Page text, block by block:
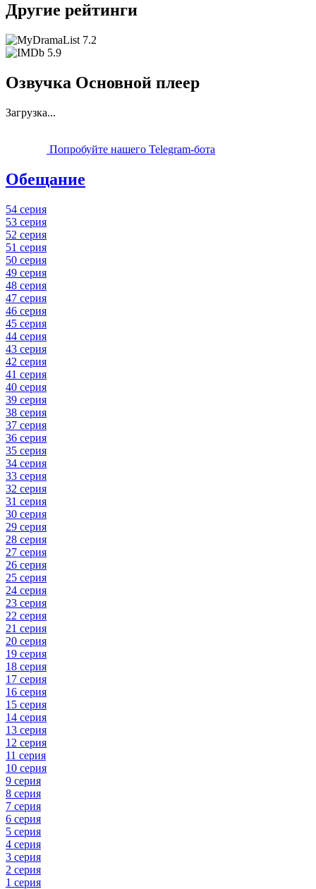
Другие рейтинги
7.2
5.9
Озвучка Основной плеер
Загрузка...
Попробуйте нашего Telegram-бота
Обещание
54 серия
53 серия
52 серия
51 серия
50 серия
49 серия
48 серия
47 серия
46 серия
45 серия
44 серия
43 серия
42 серия
41 серия
40 серия
39 серия
38 серия
37 серия
36 серия
35 серия
34 серия
33 серия
32 серия
31 серия
30 серия
29 серия
28 серия
27 серия
26 серия
25 серия
24 серия
23 серия
22 серия
21 серия
20 серия
19 серия
18 серия
17 серия
16 серия
15 серия
14 серия
13 серия
12 серия
11 серия
10 серия
9 серия
8 серия
7 серия
6 серия
5 серия
4 серия
3 серия
2 серия
1 серия